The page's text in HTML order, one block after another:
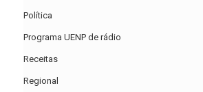
Política
Programa UENP de rádio
Receitas
Regional